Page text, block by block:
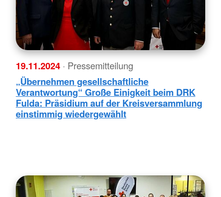
19.11.2024 · Pressemitteilung
„Übernehmen gesellschaftliche
Verantwortung“ Große Einigkeit beim DRK
Fulda: Präsidium auf der Kreisversammlung
einstimmig wiedergewählt